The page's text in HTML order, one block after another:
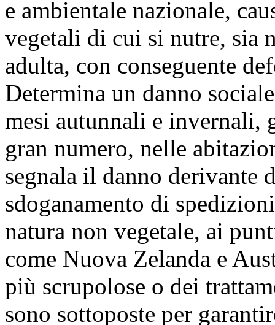
e ambientale nazionale,
vegetali di cui si nutre, sia
adulta, con conseguente
Determina un danno
mesi autunnali e invernali,
gran numero, nelle
segnala il danno
sdoganamento di
natura non vegetale, ai
come Nuova Zelanda e
più scrupolose o dei
sono sottoposte per